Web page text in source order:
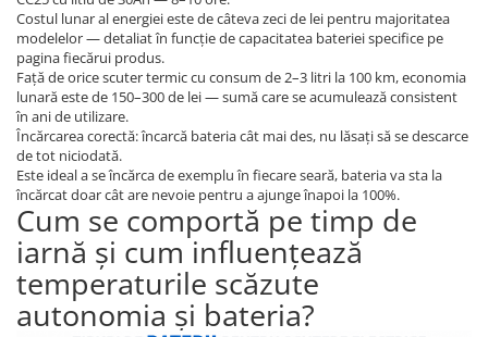
Costul lunar al energiei este de câteva zeci de lei pentru majoritatea
modelelor — detaliat în funcție de capacitatea bateriei specifice pe
pagina fiecărui produs.
Față de orice scuter termic cu consum de 2–3 litri la 100 km, economia
lunară este de 150–300 de lei — sumă care se acumulează consistent
în ani de utilizare.
Încărcarea corectă: încarcă bateria cât mai des, nu lăsați să se descarce
de tot niciodată.
Este ideal a se încărca de exemplu în fiecare seară, bateria va sta la
încărcat doar cât are nevoie pentru a ajunge înapoi la 100%.
Cum se comportă pe timp de
iarnă și cum influențează
temperaturile scăzute
autonomia și bateria?